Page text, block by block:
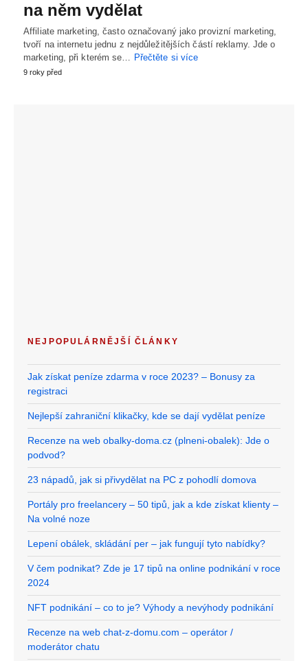
na něm vydělat
Affiliate marketing, často označovaný jako provizní marketing,
tvoří na internetu jednu z nejdůležitějších částí reklamy. Jde o
marketing, při kterém se… Přečtěte si více
9 roky před
NEJPOPULÁRNĚJŠÍ ČLÁNKY
Jak získat peníze zdarma v roce 2023? – Bonusy za
registraci
Nejlepší zahraniční klikačky, kde se dají vydělat peníze
Recenze na web obalky-doma.cz (plneni-obalek): Jde o
podvod?
23 nápadů, jak si přivydělat na PC z pohodlí domova
Portály pro freelancery – 50 tipů, jak a kde získat klienty –
Na volné noze
Lepení obálek, skládání per – jak fungují tyto nabídky?
V čem podnikat? Zde je 17 tipů na online podnikání v roce
2024
NFT podnikání – co to je? Výhody a nevýhody podnikání
Recenze na web chat-z-domu.com – operátor /
moderátor chatu